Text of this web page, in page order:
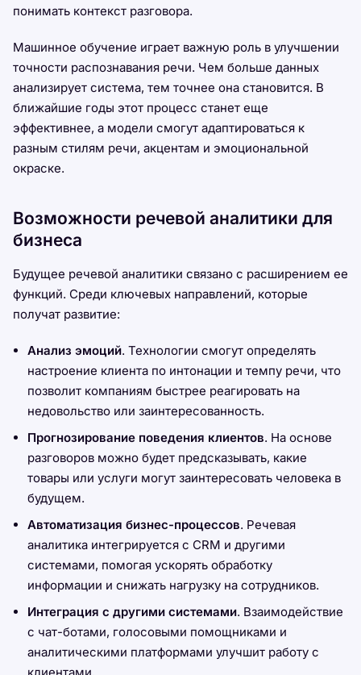
понимать контекст разговора.
Машинное обучение играет важную роль в улучшении
точности распознавания речи. Чем больше данных
анализирует система, тем точнее она становится. В
ближайшие годы этот процесс станет еще
эффективнее, а модели смогут адаптироваться к
разным стилям речи, акцентам и эмоциональной
окраске.
Возможности речевой аналитики для
бизнеса
Будущее речевой аналитики связано с расширением ее
функций. Среди ключевых направлений, которые
получат развитие:
Анализ эмоций. Технологии смогут определять
настроение клиента по интонации и темпу речи, что
позволит компаниям быстрее реагировать на
недовольство или заинтересованность.
Прогнозирование поведения клиентов. На основе
разговоров можно будет предсказывать, какие
товары или услуги могут заинтересовать человека в
будущем.
Автоматизация бизнес-процессов. Речевая
аналитика интегрируется с CRM и другими
системами, помогая ускорять обработку
информации и снижать нагрузку на сотрудников.
Интеграция с другими системами. Взаимодействие
с чат-ботами, голосовыми помощниками и
аналитическими платформами улучшит работу с